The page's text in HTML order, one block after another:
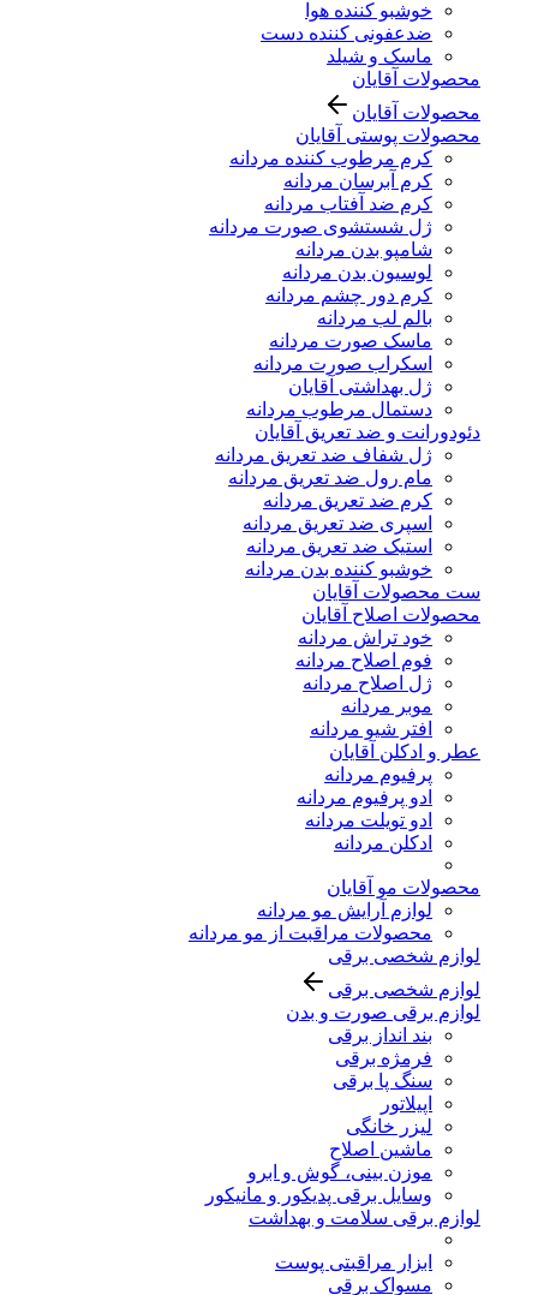
خوشبو کننده هوا
ضدعفونی کننده دست
ماسک و شیلد
محصولات آقایان
محصولات آقایان
محصولات پوستی آقایان
کرم مرطوب کننده مردانه
کرم آبرسان مردانه
کرم ضد آفتاب مردانه
ژل شستشوی صورت مردانه
شامپو بدن مردانه
لوسیون بدن مردانه
کرم دور چشم مردانه
بالم لب مردانه
ماسک صورت مردانه
اسکراب صورت مردانه
ژل بهداشتی آقایان
دستمال مرطوب مردانه
دئودورانت و ضد تعریق آقایان
ژل شفاف ضد تعریق مردانه
مام رول ضد تعریق مردانه
کرم ضد تعریق مردانه
اسپری ضد تعریق مردانه
استیک ضد تعریق مردانه
خوشبو کننده بدن مردانه
ست محصولات آقایان
محصولات اصلاح آقایان
خود تراش مردانه
فوم اصلاح مردانه
ژل اصلاح مردانه
موبر مردانه
افتر شیو مردانه
عطر و ادکلن آقایان
پرفیوم مردانه
ادو پرفیوم مردانه
ادو تویلت مردانه
ادکلن مردانه
محصولات مو آقایان
لوازم آرایش مو مردانه
محصولات مراقبت از مو مردانه
لوازم شخصی برقی
لوازم شخصی برقی
لوازم برقی صورت و بدن
بند انداز برقی
فرمژه برقی
سنگ پا برقی
اپیلاتور
لیزر خانگی
ماشین اصلاح
موزن بینی، گوش و ابرو
وسایل برقی پدیکور و مانیکور
لوازم برقی سلامت و بهداشت
ابزار مراقبتی پوست
مسواک برقی